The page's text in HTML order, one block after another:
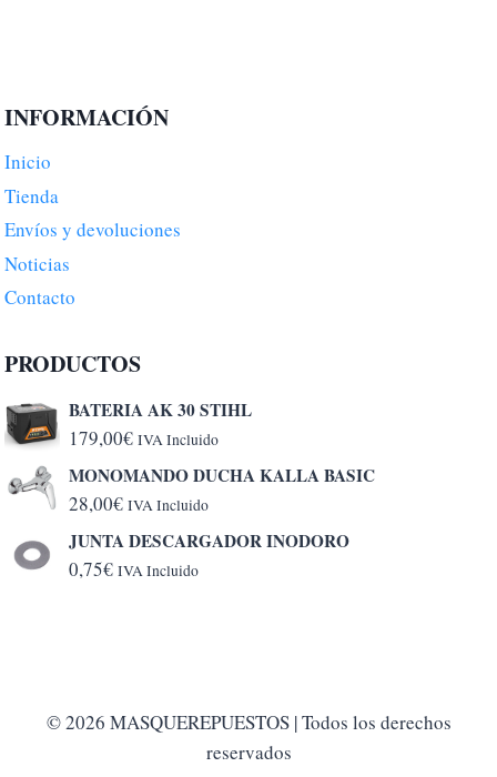
INFORMACIÓN
Inicio
Tienda
Envíos y devoluciones
Noticias
Contacto
PRODUCTOS
BATERIA AK 30 STIHL
179,00€ IVA Incluido
MONOMANDO DUCHA KALLA BASIC
28,00€ IVA Incluido
JUNTA DESCARGADOR INODORO
0,75€ IVA Incluido
© 2026 MASQUEREPUESTOS | Todos los derechos
reservados